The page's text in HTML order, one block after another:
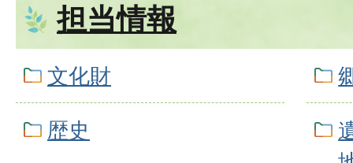
担当情報
文化財
歴史